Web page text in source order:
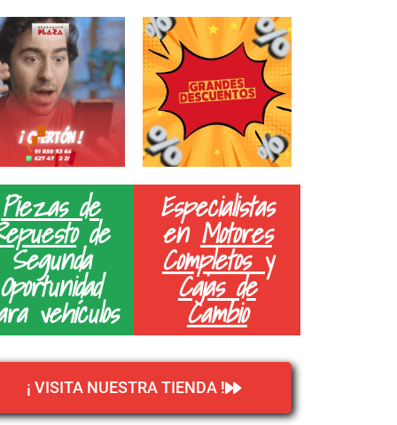
Piezas de
de
Segunda
Oportunidad
vehículos
Especialistas
en Motores
Completos y
Cajas de
Cambio
¡ VISITA NUESTRA TIENDA !